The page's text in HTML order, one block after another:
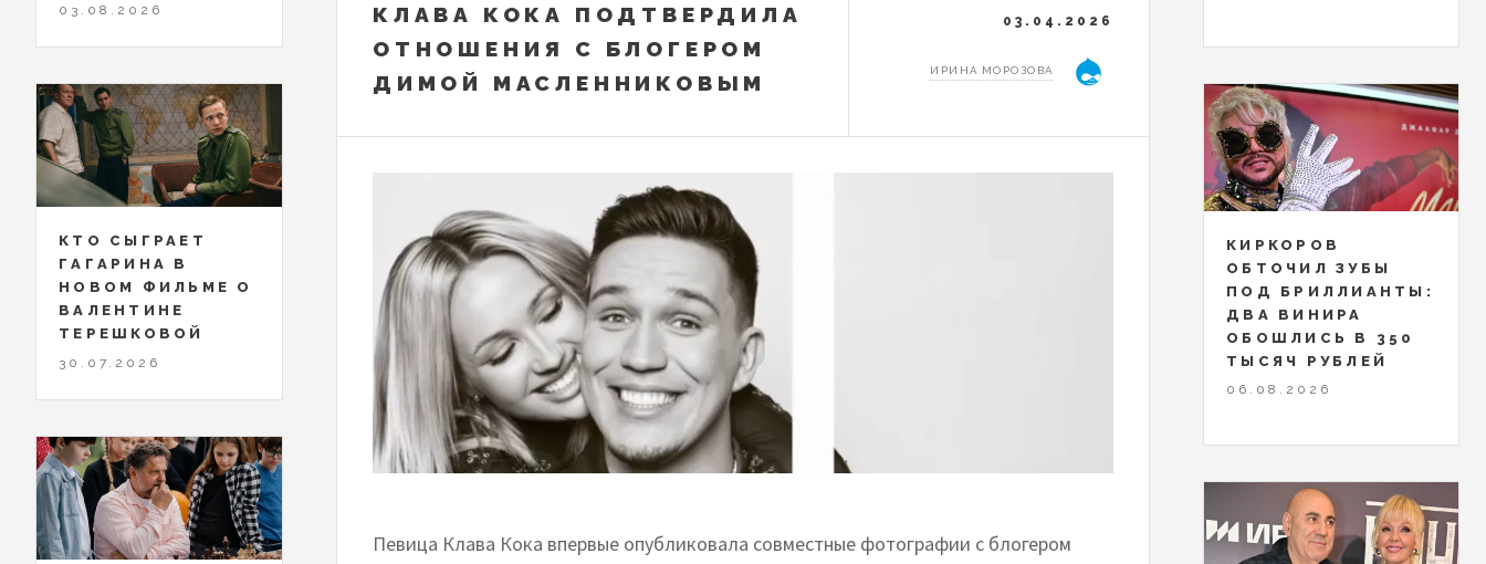
КЛАВА КОКА ПОДТВЕРДИЛА
ОТНОШЕНИЯ С БЛОГЕРОМ
ДИМОЙ МАСЛЕННИКОВЫМ
03.04.2026
ИРИНА МОРОЗОВА
Певица Клава Кока впервые опубликовала совместные фотографии с блогером
03.08.2026
КТО СЫГРАЕТ
ГАГАРИНА В
НОВОМ ФИЛЬМЕ О
ВАЛЕНТИНЕ
ТЕРЕШКОВОЙ
30.07.2026
КИРКОРОВ
ОБТОЧИЛ ЗУБЫ
ПОД БРИЛЛИАНТЫ:
ДВА ВИНИРА
ОБОШЛИСЬ В 350
ТЫСЯЧ РУБЛЕЙ
06.08.2026